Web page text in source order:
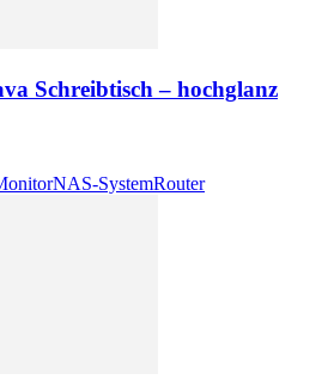
Schreibtisch – hochglanz
NAS-SystemRouter